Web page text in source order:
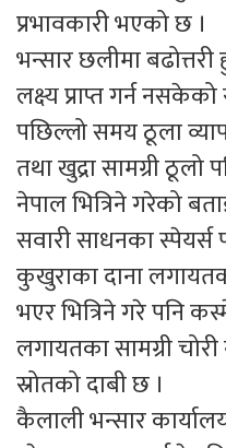
प्रभावकारी भएको छ ।
भन्सार छलीमा
लक्ष्य प्राप्त गर्न
पछिल्लो समय ठूला
तथा खुद्रा सामग्री ठूलो
नेपाल भित्रिने गरेको
सवारी साधनका स्पेयर्स
कुखुराका दाना
भएर भित्रिने गरे पनि
लगायतका सामग्री
स्रोतको दाबी छ ।
कैलाली भन्सार